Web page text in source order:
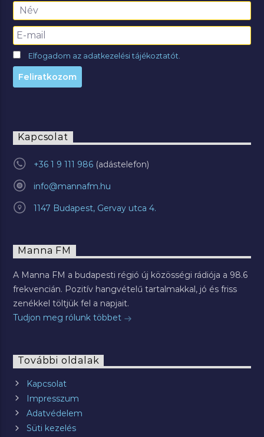
Elfogadom az adatkezelési tájékoztatót.
Kapcsolat
+36 1 9 111 986
info@mannafm.hu
1147 Budapest, Gervay utca 4.
Manna FM
A Manna FM a budapesti régió új közösségi rádiója a 98.6
frekvencián. Pozitív hangvételű tartalmakkal, jó és friss
zenékkel töltjük fel a napjait.
Tudjon meg rólunk többet
További oldalak
Kapcsolat
Impresszum
Adatvédelem
Süti kezelés